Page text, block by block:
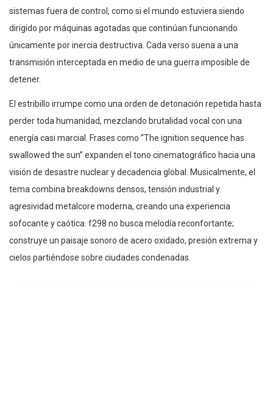
sistemas fuera de control, como si el mundo estuviera siendo
dirigido por máquinas agotadas que continúan funcionando
únicamente por inercia destructiva. Cada verso suena a una
transmisión interceptada en medio de una guerra imposible de
detener.
El estribillo irrumpe como una orden de detonación repetida hasta
perder toda humanidad, mezclando brutalidad vocal con una
energía casi marcial. Frases como “The ignition sequence has
swallowed the sun” expanden el tono cinematográfico hacia una
visión de desastre nuclear y decadencia global. Musicalmente, el
tema combina breakdowns densos, tensión industrial y
agresividad metalcore moderna, creando una experiencia
sofocante y caótica. f298 no busca melodía reconfortante;
construye un paisaje sonoro de acero oxidado, presión extrema y
cielos partiéndose sobre ciudades condenadas.